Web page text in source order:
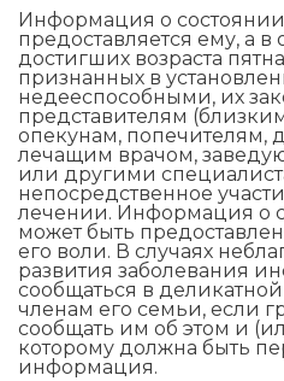
Информация о
предоставляется ему, а
достигших возраста
признанных в
недееспособными, их
представителям
опекунам, попечителям,
лечащим врачом,
или другими
непосредственное
лечении. Информация о
может быть
его воли. В случаях
развития заболевания
сообщаться в
членам его семьи, если
сообщать им об этом и
которому должна быть
информация.